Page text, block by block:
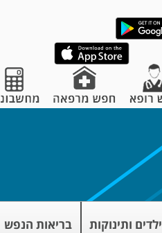
ילדים ותינוקות בריאות הנפש